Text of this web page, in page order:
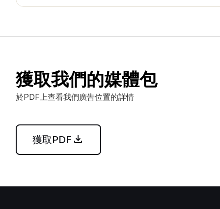
獲取我們的媒體包
於PDF上查看我們廣告位置的詳情
獲取PDF